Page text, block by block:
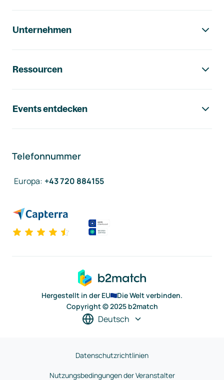
Unternehmen
Ressourcen
Events entdecken
Telefonnummer
Europa: +43 720 884155
Hergestellt in der EU
Die Welt verbinden.
Copyright © 2025 b2match
Deutsch
Datenschutzrichtlinien
Nutzungsbedingungen der Veranstalter